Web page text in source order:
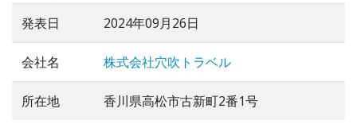
発表日 2024年09月26日
会社名 株式会社穴吹トラベル
所在地 香川県高松市古新町2番1号